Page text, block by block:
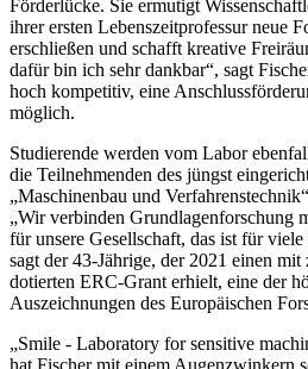
Förderlücke. Sie ermutigt
ihrer ersten Lebenszeitprofessur neue
erschließen und schafft kreative
dafür bin ich sehr dankbar“, sagt
hoch kompetitiv, eine
möglich.
Studierende werden vom Labor
die Teilnehmenden des jüngst
„Maschinenbau und
„Wir verbinden Grundlagenforschung
für unsere Gesellschaft, das ist für
sagt der 43-Jährige, der 2021 einen
dotierten ERC-Grant erhielt, eine der
Auszeichnungen des Europäischen
„Smile - Laboratory for sensitive
hat Fischer mit einem Augenzwinkern